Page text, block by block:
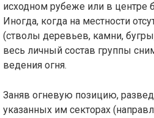
исходном рубеже или в центре
Иногда, ко­гда на местности
(стволы деревьев, камни,
весь лич­ный состав группы
ведения огня.
Заняв огневую позицию,
указанных им секторах